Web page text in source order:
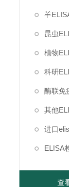
羊
昆虫
植物
科研
酶联免
其他
进口
ELISA
查